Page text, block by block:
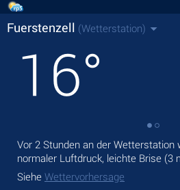
Fuerstenzell (Wetterstation)
16°
Vor 2 Stunden an der Wetterstation
normaler Luftdruck, leichte Brise (3
Siehe Wettervorhersage